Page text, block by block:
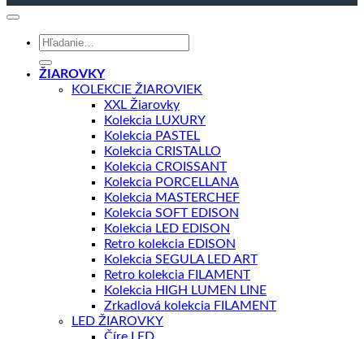
Hľadať:
ŽIAROVKY
KOLEKCIE ŽIAROVIEK
XXL Žiarovky
Kolekcia LUXURY
Kolekcia PASTEL
Kolekcia CRISTALLO
Kolekcia CROISSANT
Kolekcia PORCELLANA
Kolekcia MASTERCHEF
Kolekcia SOFT EDISON
Kolekcia LED EDISON
Retro kolekcia EDISON
Kolekcia SEGULA LED ART
Retro kolekcia FILAMENT
Kolekcia HIGH LUMEN LINE
Zrkadlová kolekcia FILAMENT
LED ŽIAROVKY